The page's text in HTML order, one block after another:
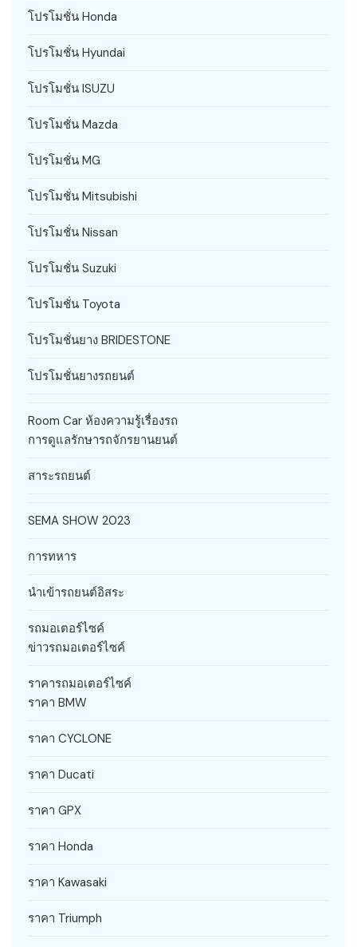
โปรโมชั่น Honda
โปรโมชั่น Hyundai
โปรโมชั่น ISUZU
โปรโมชั่น Mazda
โปรโมชั่น MG
โปรโมชั่น Mitsubishi
โปรโมชั่น Nissan
โปรโมชั่น Suzuki
โปรโมชั่น Toyota
โปรโมชั่นยาง BRIDESTONE
โปรโมชั่นยางรถยนต์
Room Car ห้องความรู้เรื่องรถ
การดูแลรักษารถจักรยานยนต์
สาระรถยนต์
SEMA SHOW 2023
การทหาร
นำเข้ารถยนต์อิสระ
รถมอเตอร์ไซค์
ข่าวรถมอเตอร์ไซค์
ราคารถมอเตอร์ไซค์
ราคา BMW
ราคา CYCLONE
ราคา Ducati
ราคา GPX
ราคา Honda
ราคา Kawasaki
ราคา Triumph